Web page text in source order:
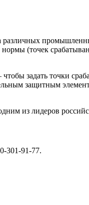
различных
(точек
задать точки
защитным
из лидеров
301-91-77.